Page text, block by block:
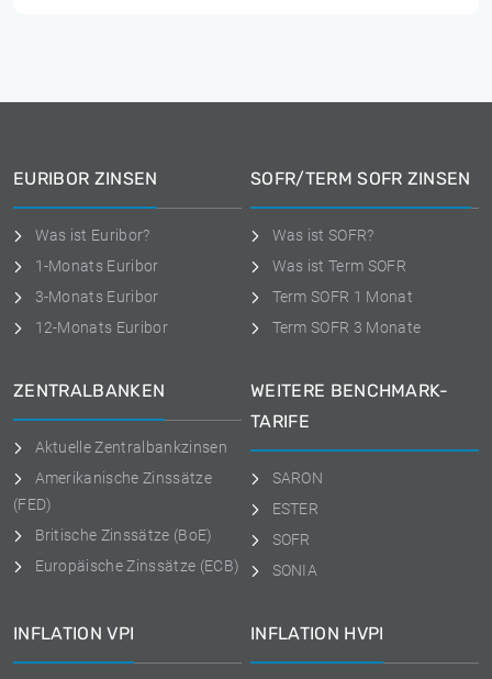
EURIBOR ZINSEN
Was ist Euribor?
1-Monats Euribor
3-Monats Euribor
12-Monats Euribor
SOFR/TERM SOFR ZINSEN
Was ist SOFR?
Was ist Term SOFR
Term SOFR 1 Monat
Term SOFR 3 Monate
ZENTRALBANKEN
Aktuelle Zentralbankzinsen
Amerikanische Zinssätze
(FED)
Britische Zinssätze (BoE)
Europäische Zinssätze (ECB)
WEITERE BENCHMARK-
TARIFE
SARON
ESTER
SOFR
SONIA
INFLATION VPI INFLATION HVPI